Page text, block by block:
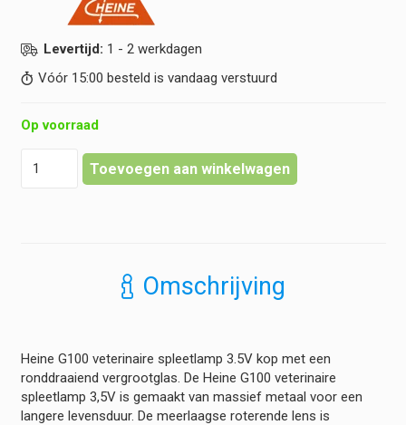
Levertijd: 1 - 2 werkdagen
Vóór 15:00 besteld is vandaag verstuurd
Op voorraad
Toevoegen aan winkelwagen
Omschrijving
Heine G100 veterinaire spleetlamp 3.5V kop met een
ronddraaiend vergrootglas. De Heine G100 veterinaire
spleetlamp 3,5V is gemaakt van massief metaal voor een
langere levensduur. De meerlaagse roterende lens is